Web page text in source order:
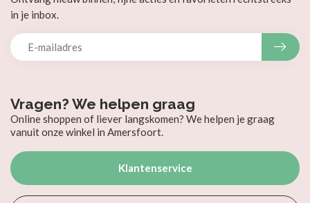
Vragen? We helpen graag
Online shoppen of liever langskomen? We helpen je graag
vanuit onze winkel in Amersfoort.
Klantenservice
in je inbox.